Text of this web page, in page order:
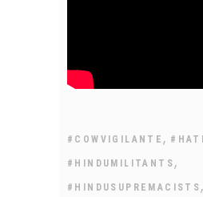
#COWVIGILANTE ,
#HINDUMILITANTS ,
#HINDUSUPREMACISTS ,